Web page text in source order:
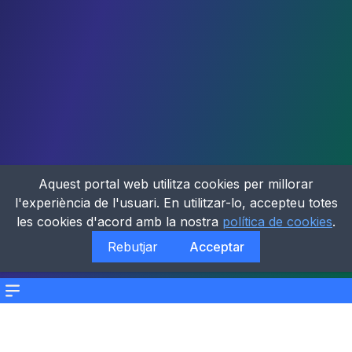
Menu
Aquest portal web utilitza cookies per millorar
l'experiència de l'usuari. En utilitzar-lo, accepteu totes
les cookies d'acord amb la nostra política de cookies.
Rebutjar
Acceptar